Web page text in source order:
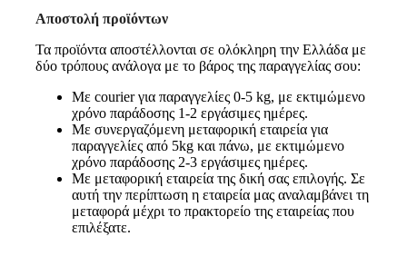
Αποστολή προϊόντων
Τα προϊόντα αποστέλλονται σε ολόκληρη την Ελλάδα με
δύο τρόπους ανάλογα με το βάρος της παραγγελίας σου:
Με courier για παραγγελίες 0-5 kg, με εκτιμώμενο
χρόνο παράδοσης 1-2 εργάσιμες ημέρες.
Με συνεργαζόμενη μεταφορική εταιρεία για
παραγγελίες από 5kg και πάνω, με εκτιμώμενο
χρόνο παράδοσης 2-3 εργάσιμες ημέρες.
Με μεταφορική εταιρεία της δική σας επιλογής. Σε
αυτή την περίπτωση η εταιρεία μας αναλαμβάνει τη
μεταφορά μέχρι το πρακτορείο της εταιρείας που
επιλέξατε.